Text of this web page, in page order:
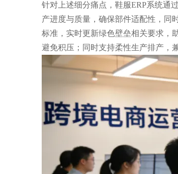
针对上述细分痛点，鞋服ERP系统通
产进度与质量，确保部件适配性，同
标准，实时更新绿色壁垒相关要求，
避免积压；同时支持柔性生产排产，